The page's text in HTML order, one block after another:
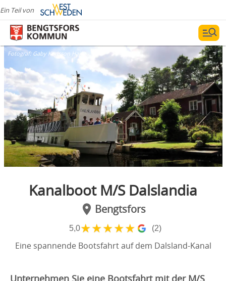
Ein Teil von
Fotograf: Gaby Karlsson Hain
Kanalboot M/S Dalslandia
Bengtsfors
5,0★★★★★ (2)
Eine spannende Bootsfahrt auf dem Dalsland-Kanal
Unternehmen Sie eine Bootsfahrt mit der M/S